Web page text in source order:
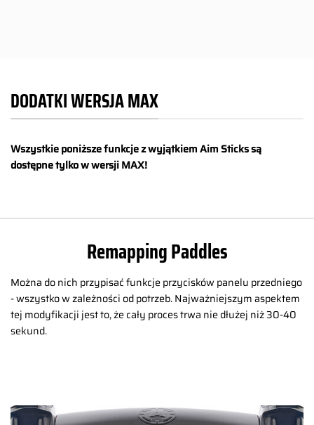
DODATKI WERSJA MAX
Wszystkie poniższe funkcje z wyjątkiem Aim Sticks są
dostępne tylko w wersji MAX!
Remapping Paddles
Można do nich przypisać funkcje przycisków panelu przedniego
- wszystko w zależności od potrzeb. Najważniejszym aspektem
tej modyfikacji jest to, że cały proces trwa nie dłużej niż 30-40
sekund.